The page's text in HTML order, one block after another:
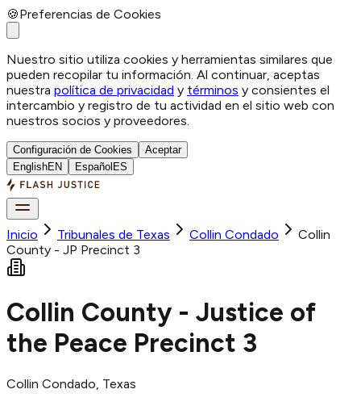
🍪Preferencias de Cookies
Nuestro sitio utiliza cookies y herramientas similares que
pueden recopilar tu información. Al continuar, aceptas
nuestra política de privacidad y términos y consientes el
intercambio y registro de tu actividad en el sitio web con
nuestros socios y proveedores.
Configuración de Cookies
Aceptar
EnglishEN Español ES
Inicio Tribunales de Texas Collin Condado
Collin
County - JP Precinct 3
Collin County - Justice of
the Peace Precinct 3
Collin Condado, Texas